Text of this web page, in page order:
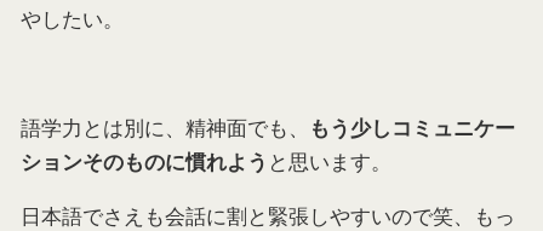
やしたい。
語学力とは別に、精神面でも、
もう少しコミュニケー
ションそのものに慣れよう と思います。
日本語でさえも会話に割と緊張しやすいので笑、もっ